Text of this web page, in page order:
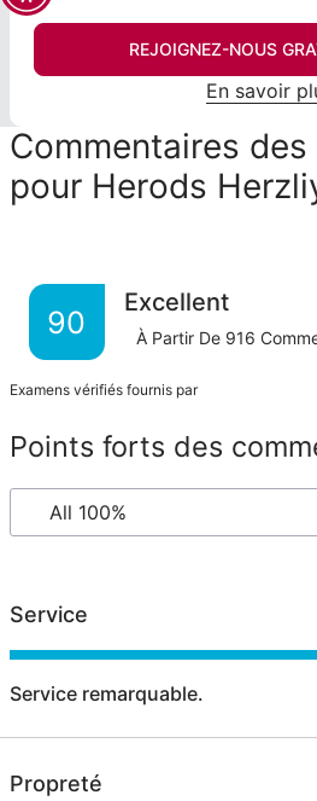
REJOIGNEZ-NOUS
En savoir
Commentaires
pour Herods
90
Excellent
À Partir De 916
Examens vérifiés fournis par
Points forts des
Service
Service remarquable.
Propreté